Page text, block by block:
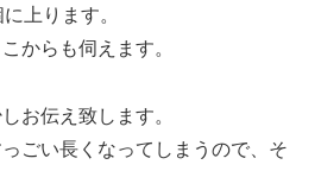
上ります。
からも伺えます。
お伝え致します。
ごい長くなってしまうので、そ